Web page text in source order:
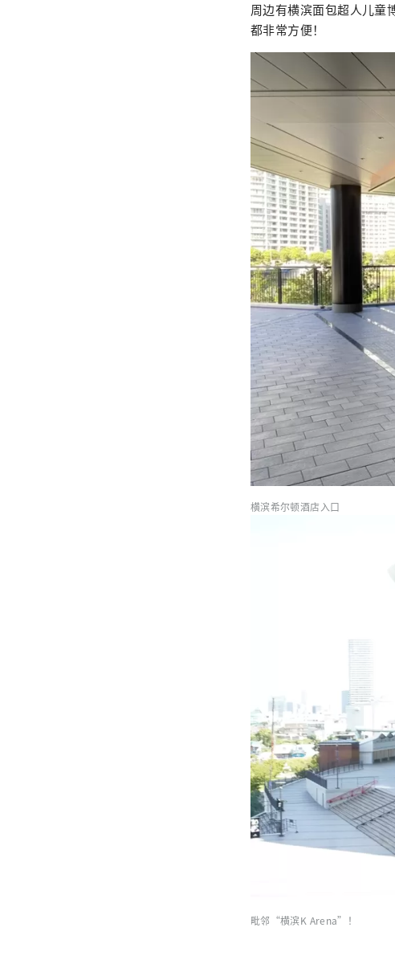
周边有横滨面包超人儿童
都非常方便！
横滨希尔顿酒店入口
毗邻“横滨K Arena”！